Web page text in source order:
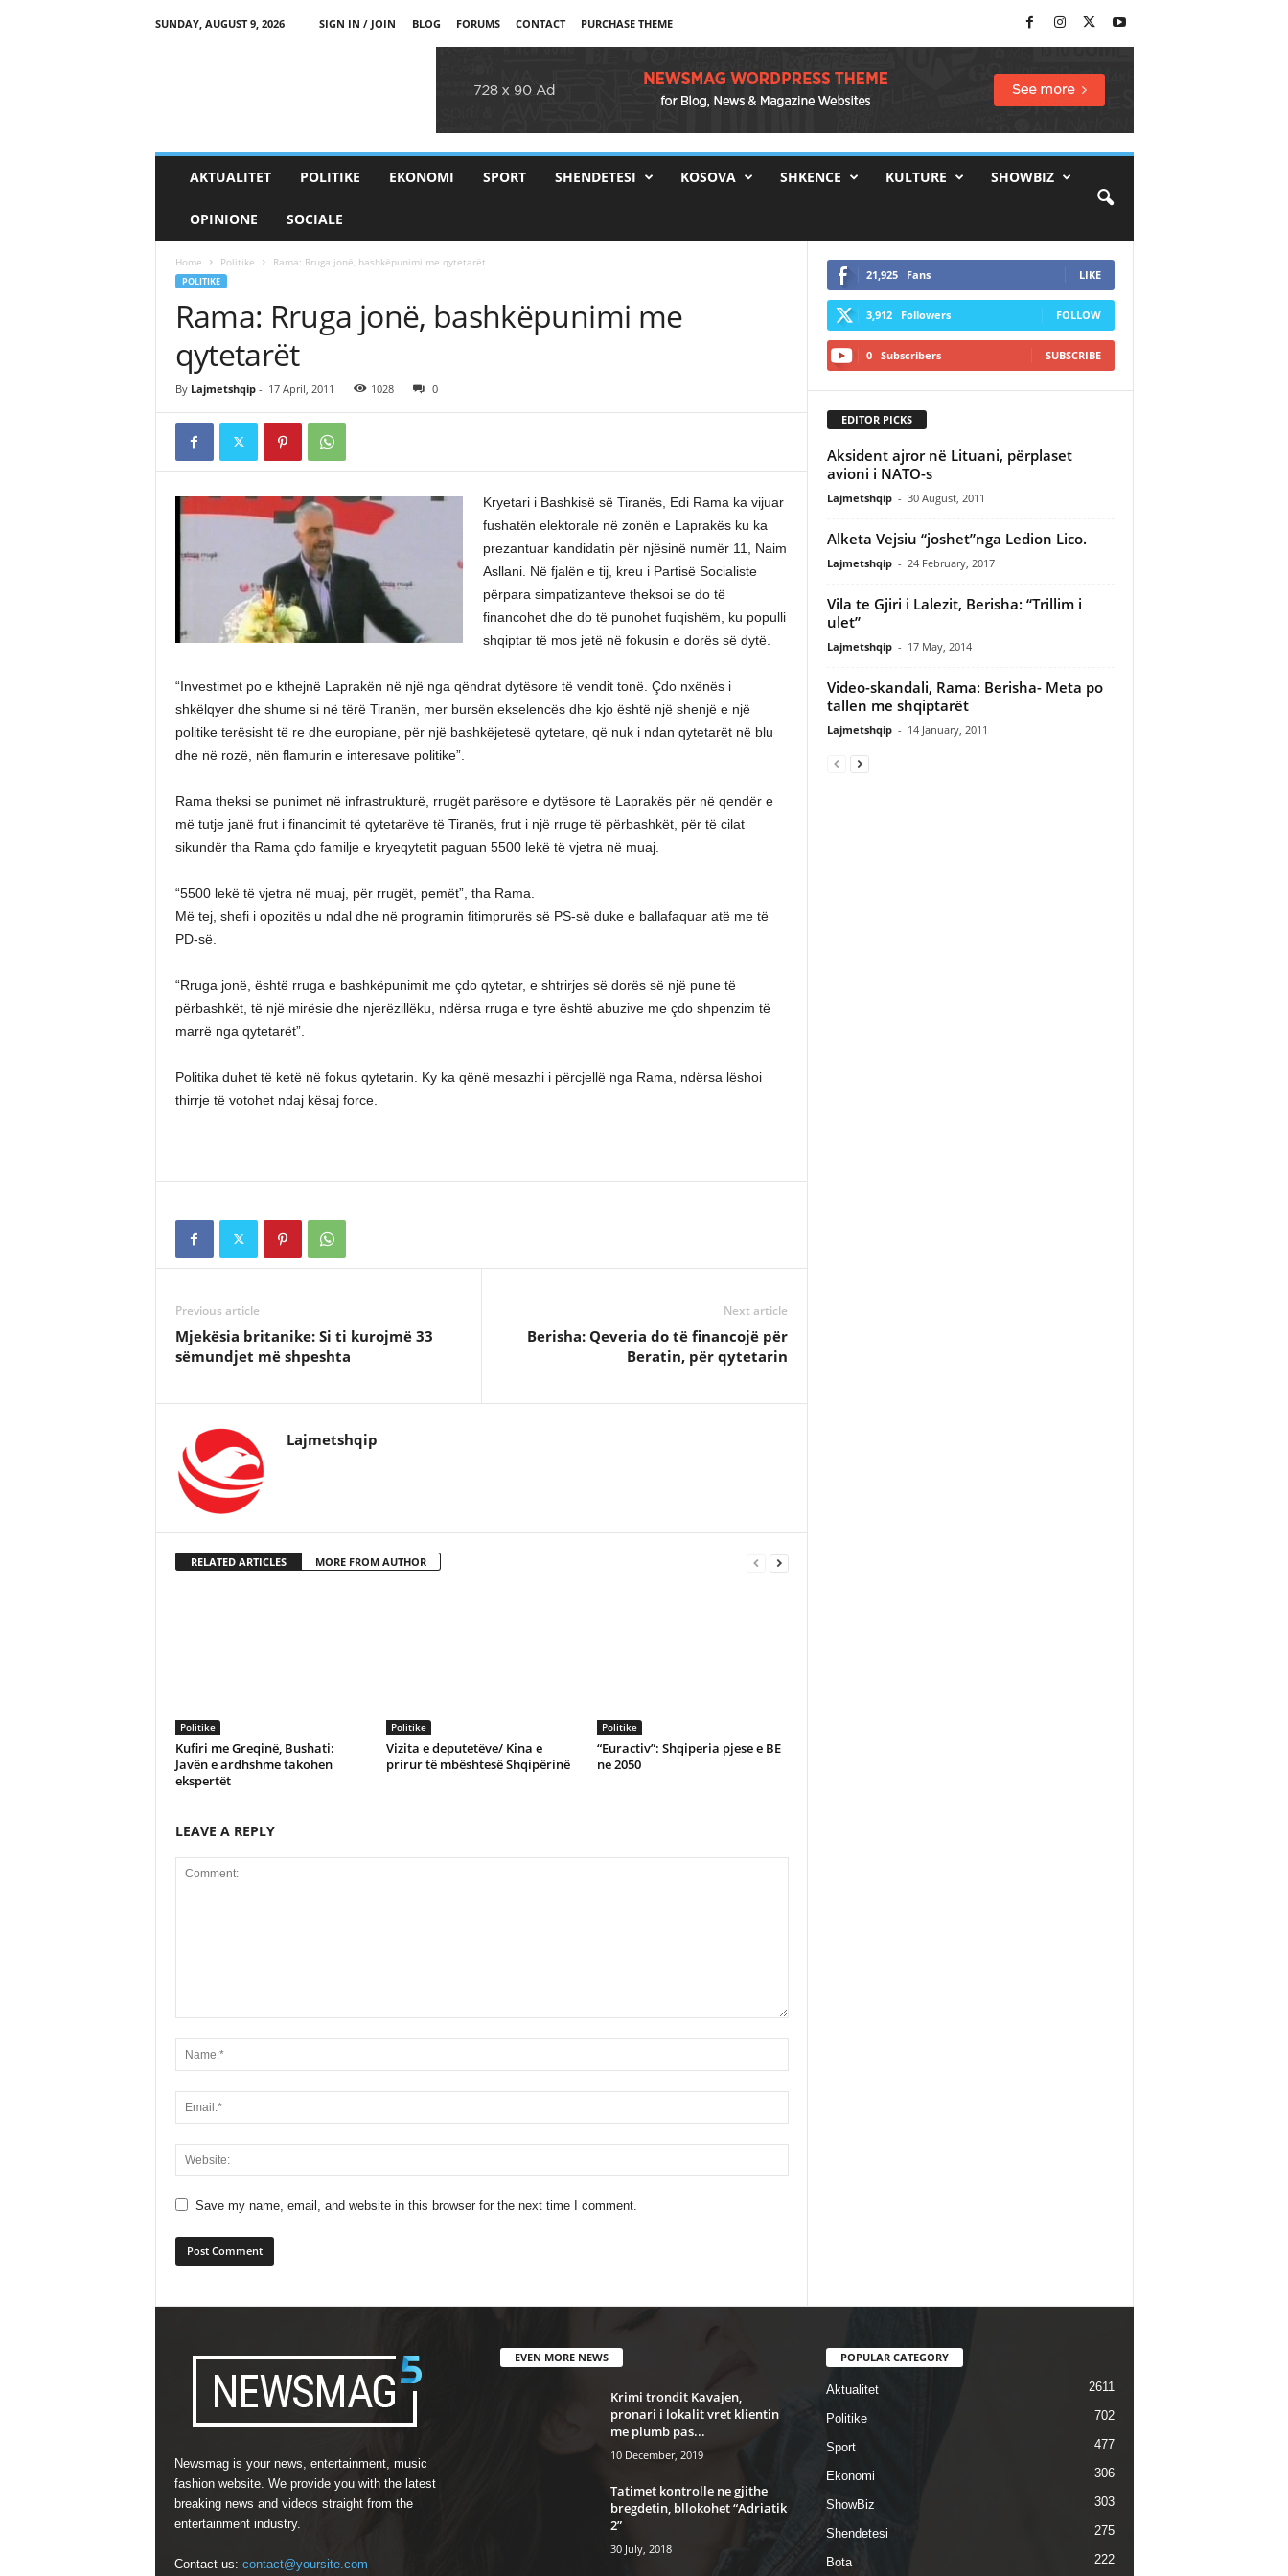
SUNDAY, AUGUST 9, 2026 SIGN IN / JOIN BLOG FORUMS CONTACT PURCHASE THEME
AKTUALITET POLITIKE EKONOMI SPORT SHENDETESI KOSOVA SHKENCE KULTURE SHOWBIZ
OPINIONE SOCIALE
Home Politike Rama: Rruga jonë, bashkëpunimi me qytetarët
POLITIKE
Rama: Rruga jonë, bashkëpunimi me
qytetarët
By Lajmetshqip- 17 April, 2011 1028 0
Kryetari i Bashkisë së Tiranës, Edi Rama ka vijuar
fushatën elektorale në zonën e Laprakës ku ka
prezantuar kandidatin për njësinë numër 11, Naim
Asllani. Në fjalën e tij, kreu i Partisë Socialiste
përpara simpatizanteve theksoi se do të
financohet dhe do të punohet fuqishëm, ku populli
shqiptar të mos jetë në fokusin e dorës së dytë.
“Investimet po e kthejnë Laprakën në një nga qëndrat dytësore të vendit tonë. Çdo nxënës i
shkëlqyer dhe shume si në tërë Tiranën, mer bursën ekselencës dhe kjo është një shenjë e një
politike terësisht të re dhe europiane, për një bashkëjetesë qytetare, që nuk i ndan qytetarët në blu
dhe në rozë, nën flamurin e interesave politike”.
Rama theksi se punimet në infrastrukturë, rrugët parësore e dytësore të Laprakës për në qendër e
më tutje janë frut i financimit të qytetarëve të Tiranës, frut i një rruge të përbashkët, për të cilat
sikundër tha Rama çdo familje e kryeqytetit paguan 5500 lekë të vjetra në muaj.
“5500 lekë të vjetra në muaj, për rrugët, pemët”, tha Rama.
Më tej, shefi i opozitës u ndal dhe në programin fitimprurës së PS-së duke e ballafaquar atë me të
PD-së.
“Rruga jonë, është rruga e bashkëpunimit me çdo qytetar, e shtrirjes së dorës së një pune të
përbashkët, të një mirësie dhe njerëzillëku, ndërsa rruga e tyre është abuzive me çdo shpenzim të
marrë nga qytetarët”.
Politika duhet të ketë në fokus qytetarin. Ky ka qënë mesazhi i përcjellë nga Rama, ndërsa lëshoi
thirrje të votohet ndaj kësaj force.
Previous article
Mjekësia britanike: Si ti kurojmë 33
sëmundjet më shpeshta
Next article
Berisha: Qeveria do të financojë për
Beratin, për qytetarin
Lajmetshqip
RELATED ARTICLES MORE FROM AUTHOR
Politike
Kufiri me Greqinë, Bushati:
Javën e ardhshme takohen
ekspertët
Politike
Vizita e deputetëve/ Kina e
prirur të mbështesë Shqipërinë
Politike
“Euractiv”: Shqiperia pjese e BE
ne 2050
LEAVE A REPLY
Save my name, email, and website in this browser for the next time I comment.
21,925 Fans LIKE
3,912 Followers FOLLOW
0 Subscribers SUBSCRIBE
EDITOR PICKS
Aksident ajror në Lituani, përplaset
avioni i NATO-s
Lajmetshqip - 30 August, 2011
Alketa Vejsiu “joshet”nga Ledion Lico.
Lajmetshqip - 24 February, 2017
Vila te Gjiri i Lalezit, Berisha: “Trillim i
ulet”
Lajmetshqip - 17 May, 2014
Video-skandali, Rama: Berisha- Meta po
tallen me shqiptarët
Lajmetshqip - 14 January, 2011
Newsmag is your news, entertainment, music
fashion website. We provide you with the latest
breaking news and videos straight from the
entertainment industry.
Contact us: contact@yoursite.com
EVEN MORE NEWS
Krimi trondit Kavajen,
pronari i lokalit vret klientin
me plumb pas...
10 December, 2019
Tatimet kontrolle ne gjithe
bregdetin, bllokohet “Adriatik
2”
30 July, 2018
POPULAR CATEGORY
Aktualitet 2611
Politike 702
Sport 477
Ekonomi 306
ShowBiz 303
Shendetesi 275
Bota 222